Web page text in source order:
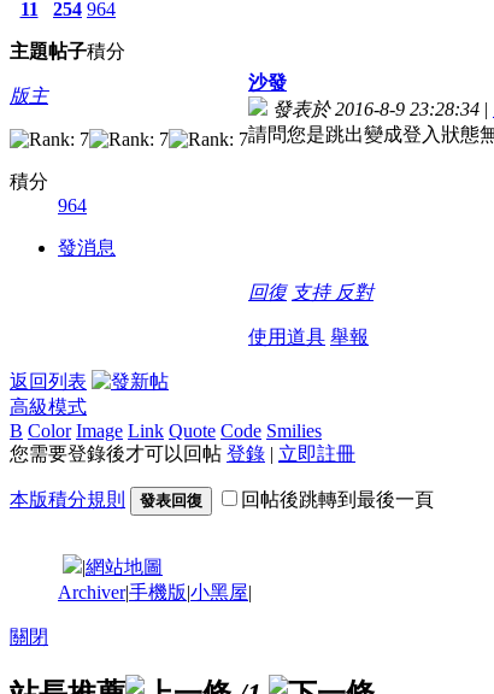
11
主題
254
帖子
964
積分
版主
積分
964
發消息
沙發
發表於 2016-8-9 23:28:34 |
請問您是跳出變成登入狀態
回復 支持 反對
使用道具 舉報
返回列表
高級模式
B Color Image Link Quote Code Smilies
您需要登錄後才可以回帖 登錄 | 立即註冊
本版積分規則 發表回復 回帖後跳轉到最後一頁
|網站地圖
Archiver|手機版|小黑屋|
關閉